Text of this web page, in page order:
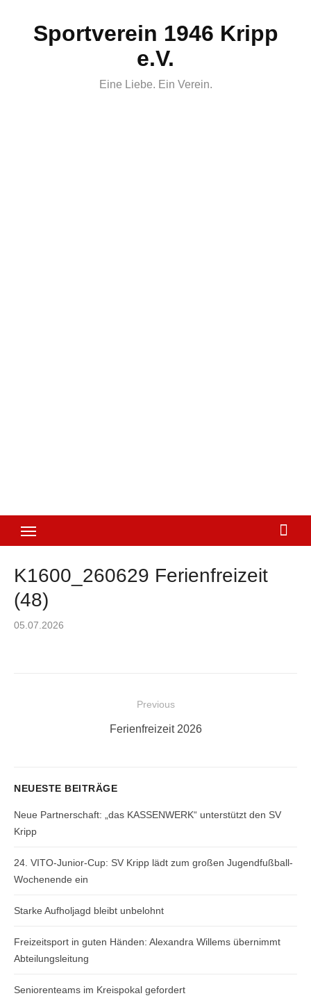
Sportverein 1946 Kripp
e.V.
Eine Liebe. Ein Verein.
K1600_260629 Ferienfreizeit
(48)
Posted
05.07.2026
Beitragsnavigation
Previous
Previous
Ferienfreizeit 2026
NEUESTE BEITRÄGE
Neue Partnerschaft: „das KASSENWERK“ unterstützt den SV
Kripp
24. VITO-Junior-Cup: SV Kripp lädt zum großen Jugendfußball-
Wochenende ein
Starke Aufholjagd bleibt unbelohnt
Freizeitsport in guten Händen: Alexandra Willems übernimmt
Abteilungsleitung
Seniorenteams im Kreispokal gefordert